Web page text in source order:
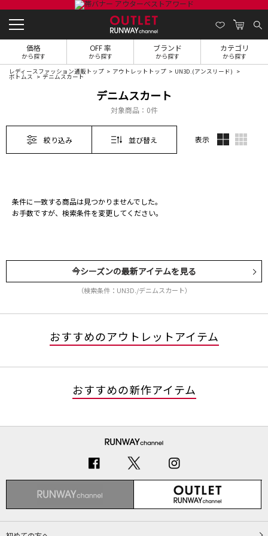
価格
から探す
OFF 率
から探す
ブランド
から探す
カテゴリ
から探す
レディースファッション通販トップ アウトレットトップ UN3D.(アンスリード)
ボトムス デニムスカート
デニムスカート
対象商品： 0件
絞り込み 並び替え 表示
条件に一致する商品は見つかりませんでした。
お手数ですが、検索条件を変更してください。
今シーズンの最新アイテムを見る
（検索条件：UN3D./デニムスカート）
おすすめのアウトレットアイテム
おすすめの新作アイテム